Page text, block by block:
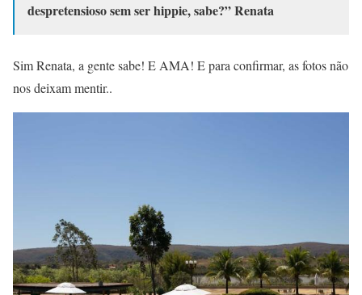
despretensioso sem ser hippie, sabe?” Renata
Sim Renata, a gente sabe! E AMA! E para confirmar, as fotos não
nos deixam mentir..